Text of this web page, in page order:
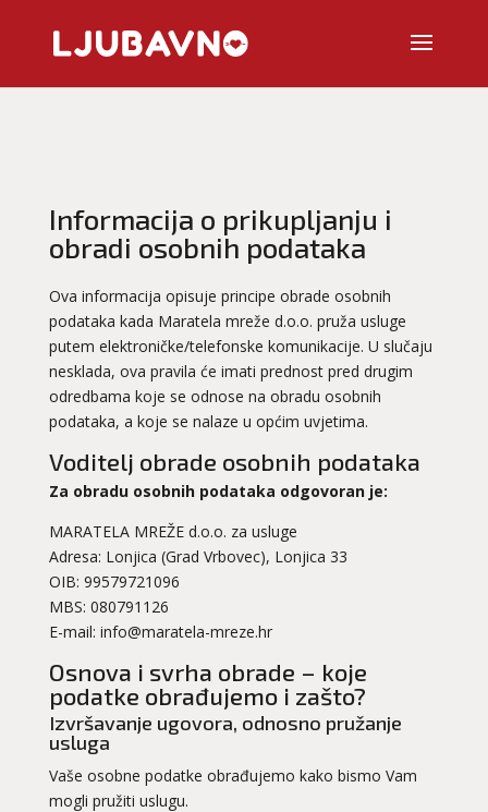
Informacija o prikupljanju i
obradi osobnih podataka
Ova informacija opisuje principe obrade osobnih
podataka kada Maratela mreže d.o.o. pruža usluge
putem elektroničke/telefonske komunikacije. U slučaju
nesklada, ova pravila će imati prednost pred drugim
odredbama koje se odnose na obradu osobnih
podataka, a koje se nalaze u općim uvjetima.
Voditelj obrade osobnih podataka
Za obradu osobnih podataka odgovoran je:
MARATELA MREŽE d.o.o. za usluge
Adresa: Lonjica (Grad Vrbovec), Lonjica 33
OIB: 99579721096
MBS: 080791126
E-mail: info@maratela-mreze.hr
Osnova i svrha obrade – koje
podatke obrađujemo i zašto?
Izvršavanje ugovora, odnosno pružanje
usluga
Vaše osobne podatke obrađujemo kako bismo Vam
mogli pružiti uslugu.